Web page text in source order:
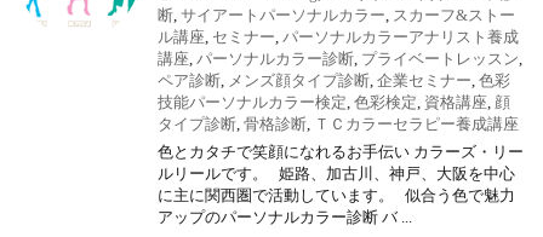
断, サイアートパーソナルカラー, スカーフ&ストー
ル講座, セミナー, パーソナルカラーアナリスト養成
講座, パーソナルカラー診断, プライベートレッスン,
ペア診断, メンズ顔タイプ診断, 企業セミナー, 色彩
技能パーソナルカラー検定, 色彩検定, 資格講座, 顔
タイプ診断, 骨格診断, ＴＣカラーセラピー養成講座
色とカタチで笑顔になれるお手伝い カラーズ・リー
ルリールです。 姫路、加古川、神戸、大阪を中心
に主に関西圏で活動しています。 似合う色で魅力
アップのパーソナルカラー診断 バ ...